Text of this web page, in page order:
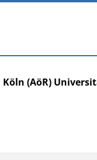
(AöR)